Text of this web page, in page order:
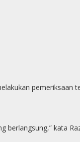
berlangsung,” kata